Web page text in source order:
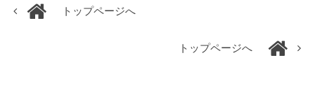
トップページへ
トップページへ